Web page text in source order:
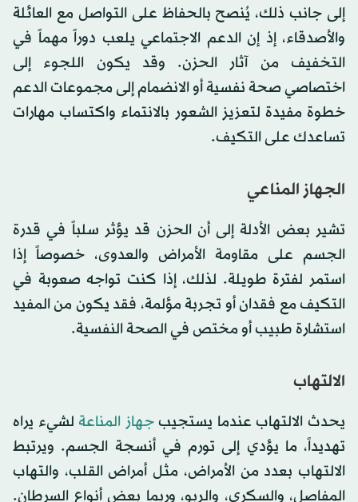
إلى جانب ذلك، يُنصح بالحفاظ على التواصل مع العائلة
والأصدقاء، إذ إن الدعم الاجتماعي يلعب دوراً مهماً في
التخفيف من آثار الحزن. وقد يكون اللجوء إلى
اختصاصي صحة نفسية أو الانضمام إلى مجموعات الدعم
خطوة مفيدة لتعزيز الشعور بالانتماء واكتساب مهارات
تساعدك على التكيف.
الجهاز المناعي
تشير بعض الأدلة إلى أن الحزن قد يؤثر سلباً في قدرة
الجسم على مقاومة الأمراض والعدوى، خصوصاً إذا
استمر لفترة طويلة. لذلك، إذا كنت تواجه صعوبة في
التكيف مع فقدان أو تجربة مؤلمة، فقد يكون من المفيد
استشارة طبيب أو مختص في الصحة النفسية.
الالتهاب
يحدث الالتهاب عندما يستجيبجهاز المناعة لشيء يراه
تهديداً، ما يؤدي إلى تورم في أنسجة الجسم. ويرتبط
الالتهاب بعدد من الأمراض، مثل أمراض القلب، والتهاب
المفاصل، والسكري، والربو، وربما بعض أنواع السرطان.